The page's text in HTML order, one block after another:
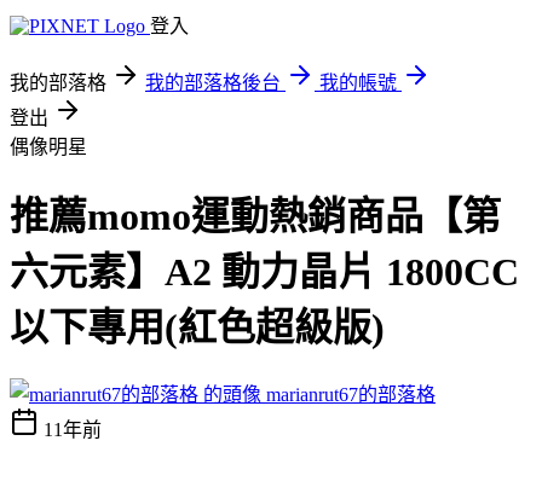
登入
我的部落格 我的部落格後台
我的帳號
登出
偶像明星
推薦momo運動熱銷商品【第
六元素】A2 動力晶片 1800CC
以下專用(紅色超級版)
marianrut67的部落格
11年前